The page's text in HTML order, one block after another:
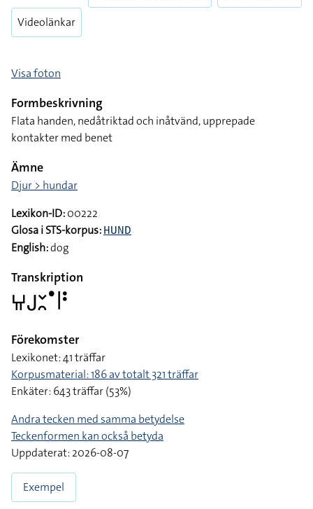
Videolänkar
Visa foton
Formbeskrivning
Flata handen, nedåtriktad och inåtvänd, upprepade
kontakter med benet
Ämne
Djur > hundar
Lexikon-ID:00222
Glosa i STS-korpus: HUND
English:dog
Transkription
􌤚􌤢􌥖􌥘􌤟􌥼􌥻
Förekomster
Lexikonet: 41 träffar
Korpusmaterial: 186 av totalt 321 träffar
Enkäter: 643 träffar (53%)
Andra tecken med samma betydelse
Teckenformen kan också betyda
Uppdaterat: 2026-08-07
Exempel